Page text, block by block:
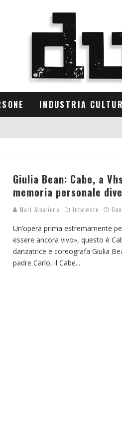
INDUSTRIA
Giulia Bean: Cabe, a
memoria personale
Marì Alberione Interviste
Un’opera prima estremamente
essere ancora vivo», questo è
danzatrice e coreografa Giulia
padre Carlo, il Cabe...